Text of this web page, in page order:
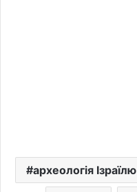
археологія Ізраїлю